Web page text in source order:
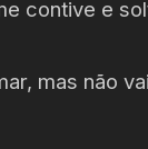
contive e
mas não